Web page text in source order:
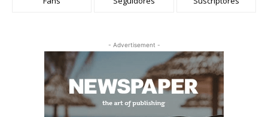
- Advertisement -